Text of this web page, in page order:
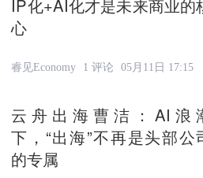
IP化+AI化才是未来商业的
心
睿见Economy 1 评论 05月11日 17:15
云舟出海曹洁：AI浪
下，“出海”不再是头部公
的专属